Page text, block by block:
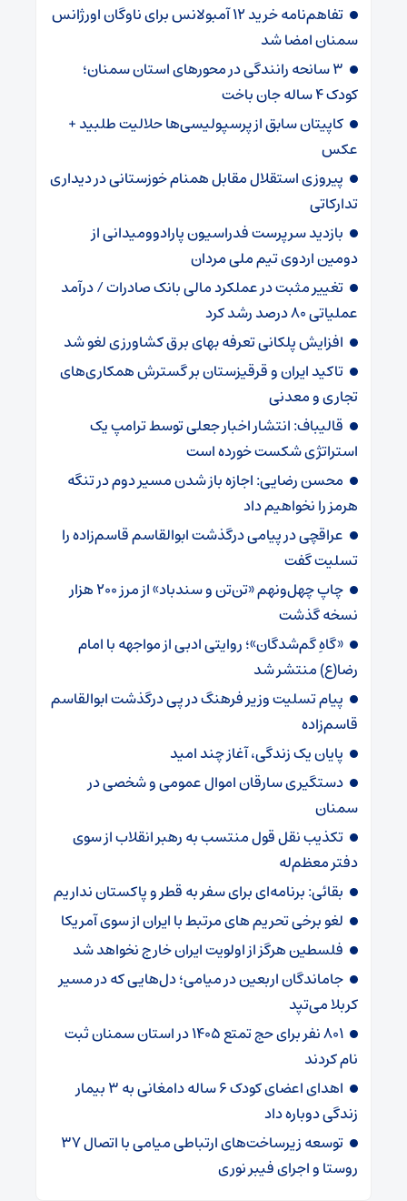
تفاهم‌نامه خرید ۱۲ آمبولانس برای ناوگان اورژانس
سمنان امضا شد
۳ سانحه رانندگی در محورهای استان سمنان؛
کودک ۴ ساله جان باخت
کاپیتان سابق از پرسپولیسی‌ها حلالیت طلبید +
عکس
پیروزی استقلال مقابل همنام خوزستانی در دیداری
تدارکاتی
بازدید سرپرست فدراسیون پارادوومیدانی از
دومین اردوی تیم ملی مردان
تغییر مثبت در عملکرد مالی بانک صادرات / درآمد
عملیاتی ۸۰ درصد رشد کرد
افزایش پلکانی تعرفه بهای برق کشاورزی لغو شد
تاکید ایران و قرقیزستان بر گسترش همکاری‌های
تجاری و معدنی
قالیباف: انتشار اخبار جعلی توسط ترامپ یک
استراتژی شکست خورده است
محسن رضایی: اجازه باز شدن مسیر دوم در تنگه
هرمز را نخواهیم داد
عراقچی در پیامی درگذشت ابوالقاسم قاسم‌زاده را
تسلیت گفت
چاپ چهل‌ونهم «تن‌تن و سندباد» از مرز ۲۰۰ هزار
نسخه گذشت
«گاهِ گم‌شدگان»؛ روایتی ادبی از مواجهه با امام
رضا(ع) منتشر شد
پیام تسلیت وزیر فرهنگ در پی درگذشت ابوالقاسم
قاسم‌زاده
پایان یک زندگی، آغاز چند امید
دستگیری سارقان اموال عمومی و شخصی در
سمنان
تکذیب نقل قول منتسب به رهبر انقلاب از سوی
دفتر معظم‌له
بقائی: برنامه‌ای برای سفر به قطر و پاکستان نداریم
لغو برخی تحریم های مرتبط با ایران از سوی آمریکا
فلسطین هرگز از اولویت ایران خارج نخواهد شد
جاماندگان اربعین در میامی؛ دل‌هایی که در مسیر
کربلا می‌تپد
۸۰۱ نفر برای حج تمتع ۱۴۰۵ در استان سمنان ثبت
نام کردند
اهدای اعضای کودک ۶ ساله دامغانی به ۳ بیمار
زندگی دوباره داد
توسعه زیرساخت‌های ارتباطی میامی با اتصال ۳۷
روستا و اجرای فیبر نوری